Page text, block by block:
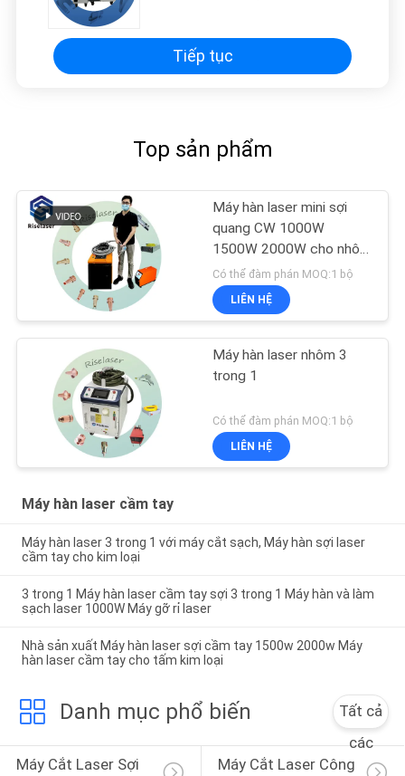
Tiếp tục
Top sản phẩm
Máy hàn laser mini sợi
quang CW 1000W
1500W 2000W cho nhôm
đồng SS
Có thể đàm phán MOQ:1 bộ
LIÊN HỆ
Máy hàn laser nhôm 3
trong 1
Có thể đàm phán MOQ:1 bộ
LIÊN HỆ
Máy hàn laser cầm tay
Máy hàn laser 3 trong 1 với máy cắt sạch, Máy hàn sợi laser
cầm tay cho kim loại
3 trong 1 Máy hàn laser cầm tay sợi 3 trong 1 Máy hàn và làm
sạch laser 1000W Máy gỡ rỉ laser
Nhà sản xuất Máy hàn laser sợi cầm tay 1500w 2000w Máy
hàn laser cầm tay cho tấm kim loại
Danh mục phổ biến
Tất cả
các
Máy Cắt Laser Sợi
Máy Cắt Laser Công